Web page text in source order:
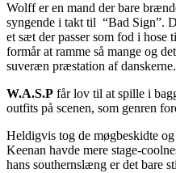
Wolff er en mand der bare
syngende i takt til “Bad Sign”.
et sæt der passer som fod i hose
formår at ramme så mange og
suveræn præstation af danskerne.
W.A.S.P får lov til at spille i
outfits på scenen, som genren
Heldigvis tog de møgbeskidte
Keenan havde mere stage-
hans southernslæng er det bare